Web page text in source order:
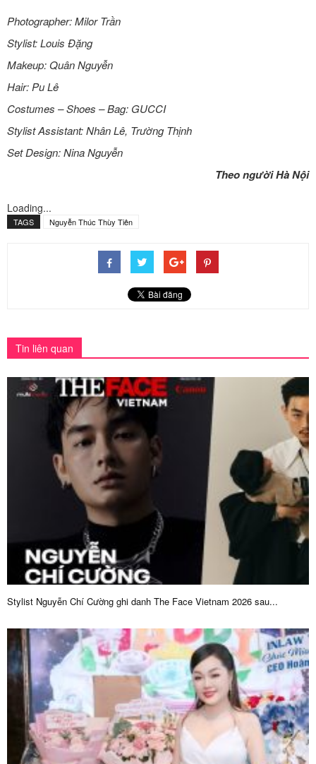
Photographer: Milor Trần
Stylist: Louis Đặng
Makeup: Quân Nguyễn
Hair: Pu Lê
Costumes – Shoes – Bag: GUCCI
Stylist Assistant: Nhân Lê, Trường Thịnh
Set Design: Nina Nguyễn
Theo người Hà Nội
Loading...
TAGS Nguyễn Thúc Thùy Tiên
Tin liên quan
Stylist Nguyễn Chí Cường ghi danh The Face Vietnam 2026 sau...